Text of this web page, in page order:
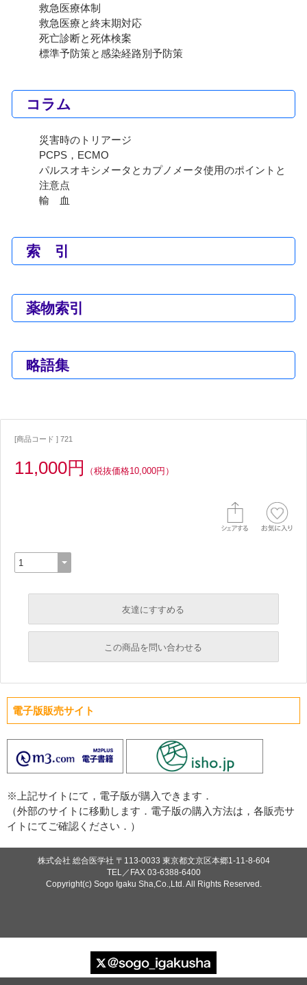
救急医療体制
救急医療と終末期対応
死亡診断と死体検案
標準予防策と感染経路別予防策
コラム
災害時のトリアージ
PCPS，ECMO
パルスオキシメータとカプノメータ使用のポイントと
注意点
輸 血
索 引
薬物索引
略語集
[商品コード ] 721
11,000円 （税抜価格10,000円）
友達にすすめる
必須
この商品を問い合わせる
電子版販売サイト
※上記サイトにて，電子版が購入できます．
（外部のサイトに移動します．電子版の購入方法は，各販売サ
イトにてご確認ください．）
株式会社 総合医学社 〒113-0033 東京都文京区本郷1-11-8-604
TEL／FAX 03-6388-6400
Copyright(c) Sogo Igaku Sha,Co.,Ltd. All Rights Reserved.